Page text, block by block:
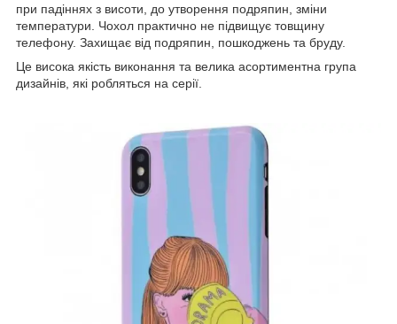
при падіннях з висоти, до утворення подряпин, зміни
температури. Чохол практично не підвищує товщину
телефону. Захищає від подряпин, пошкоджень та бруду.
Це висока якість виконання та велика асортиментна група
дизайнів, які робляться на серії.